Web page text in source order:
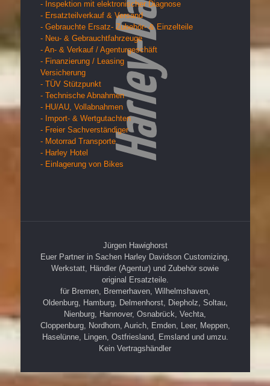
- Inspektion mit elektronischer Diagnose
- Ersatzteilverkauf & Versand
- Gebrauchte Ersatz- Zubehör- & Einzelteile
- Neu- & Gebrauchtfahrzeuge
- An- & Verkauf / Agenturgeschäft
- Finanzierung / Leasing
Versicherung
- TÜV Stützpunkt
- Technische Abnahmen
- HU/AU, Vollabnahmen
- Import- & Wertgutachten
- Freier Sachverständiger
- Motorrad Transporte
- Harley Hotel
- Einlagerung von Bikes
Jürgen Hawighorst
Euer Partner in Sachen Harley Davidson Customizing,
Werkstatt, Händler (Agentur) und Zubehör sowie
original Ersatzteile.
für Bremen, Bremerhaven, Wilhelmshaven,
Oldenburg, Hamburg, Delmenhorst, Diepholz, Soltau,
Nienburg, Hannover, Osnabrück, Vechta,
Cloppenburg, Nordhorn, Aurich, Emden, Leer, Meppen,
Haselünne, Lingen, Ostfriesland, Emsland und umzu.
Kein Vertragshändler